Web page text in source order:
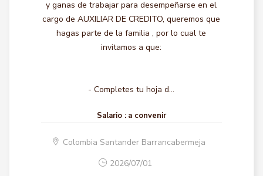
y ganas de trabajar para desempeñarse en el
cargo de AUXILIAR DE CREDITO, queremos que
hagas parte de la familia , por lo cual te
invitamos a que:
- Completes tu hoja d...
Salario : a convenir
Colombia Santander Barrancabermeja
2026/07/01